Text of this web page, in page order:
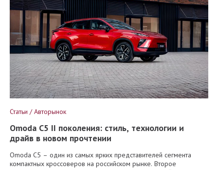
Статьи / Авторынок
Omoda C5 II поколения: стиль, технологии и
драйв в новом прочтении
Omoda C5 – один из самых ярких представителей сегмента
компактных кроссоверов на российском рынке. Второе